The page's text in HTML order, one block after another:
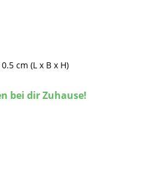
0.5 cm (L x B x H)
bei dir Zuhause!